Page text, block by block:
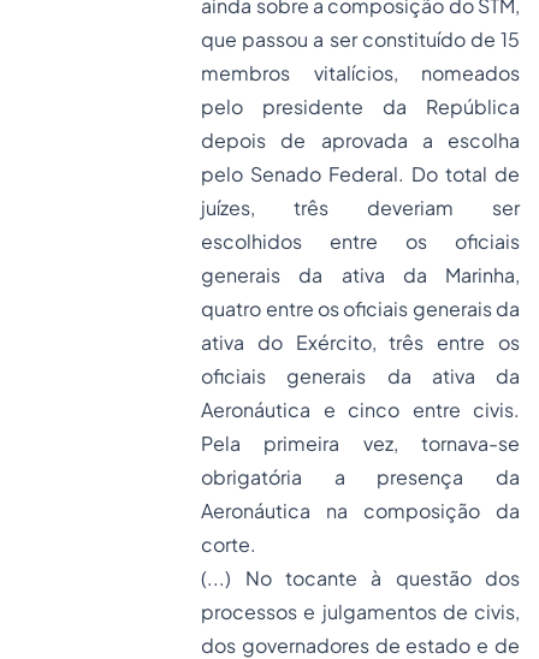
ainda sobre a composição do STM,
que passou a ser constituído de 15
membros vitalícios, nomeados
pelo presidente da República
depois de aprovada a escolha
pelo Senado Federal. Do total de
juízes, três deveriam ser
escolhidos entre os oficiais
generais da ativa da Marinha,
quatro entre os oficiais generais da
ativa do Exército, três entre os
oficiais generais da ativa da
Aeronáutica e cinco entre civis.
Pela primeira vez, tornava-se
obrigatória a presença da
Aeronáutica na composição da
corte.
(...) No tocante à questão dos
processos e julgamentos de civis,
dos governadores de estado e de